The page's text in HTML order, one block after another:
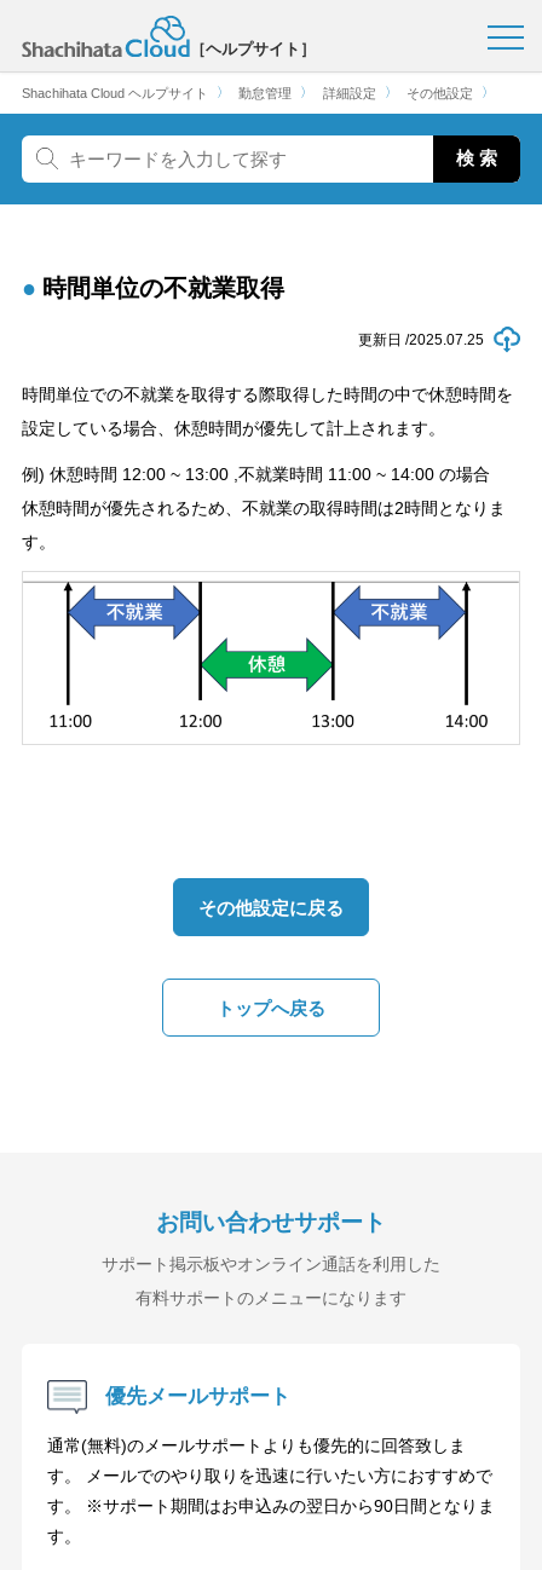
［ヘルプサイト］
Shachihata Cloud ヘルプサイト 〉 勤怠管理 〉 詳細設定 〉 その他設定 〉
時間単位の不就業取得
更新日 /2025.07.25
時間単位での不就業を取得する際取得した時間の中で休憩時間を
設定している場合、休憩時間が優先して計上されます。
例) 休憩時間 12:00 ~ 13:00 ,不就業時間 11:00 ~ 14:00 の場合
休憩時間が優先されるため、不就業の取得時間は2時間となりま
す。
その他設定に戻る
トップへ戻る
お問い合わせサポート
サポート掲示板やオンライン通話を利用した
有料サポートのメニューになります
優先メールサポート
通常(無料)のメールサポートよりも優先的に回答致しま
す。 メールでのやり取りを迅速に行いたい方におすすめで
す。 ※サポート期間はお申込みの翌日から90日間となりま
す。